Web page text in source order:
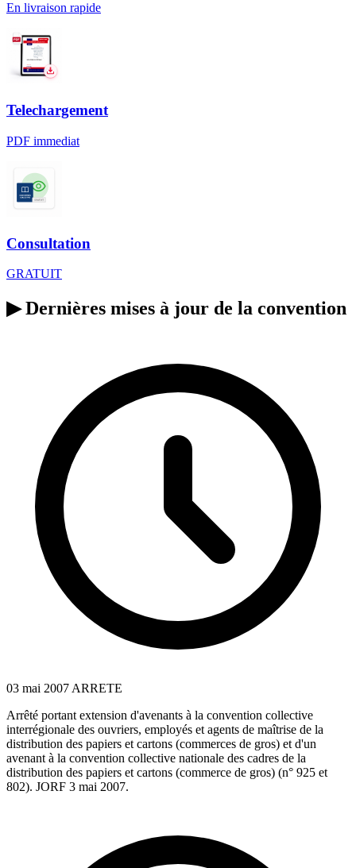
En livraison rapide
Telechargement
PDF immediat
Consultation
GRATUIT
▶Dernières mises à jour de la convention
03 mai 2007 ARRETE
Arrêté portant extension d'avenants à la convention collective
interrégionale des ouvriers, employés et agents de maîtrise de la
distribution des papiers et cartons (commerces de gros) et d'un
avenant à la convention collective nationale des cadres de la
distribution des papiers et cartons (commerce de gros) (n° 925 et
802). JORF 3 mai 2007.